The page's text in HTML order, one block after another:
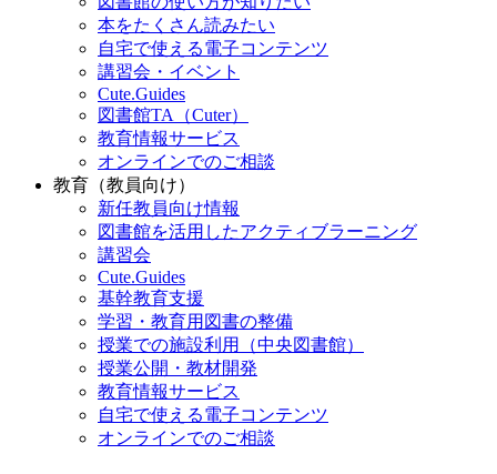
本をたくさん読みたい
自宅で使える電子コンテンツ
講習会・イベント
Cute.Guides
図書館TA（Cuter）
教育情報サービス
オンラインでのご相談
教育（教員向け）
新任教員向け情報
図書館を活用したアクティブラーニング
講習会
Cute.Guides
基幹教育支援
学習・教育用図書の整備
授業での施設利用（中央図書館）
授業公開・教材開発
教育情報サービス
自宅で使える電子コンテンツ
オンラインでのご相談